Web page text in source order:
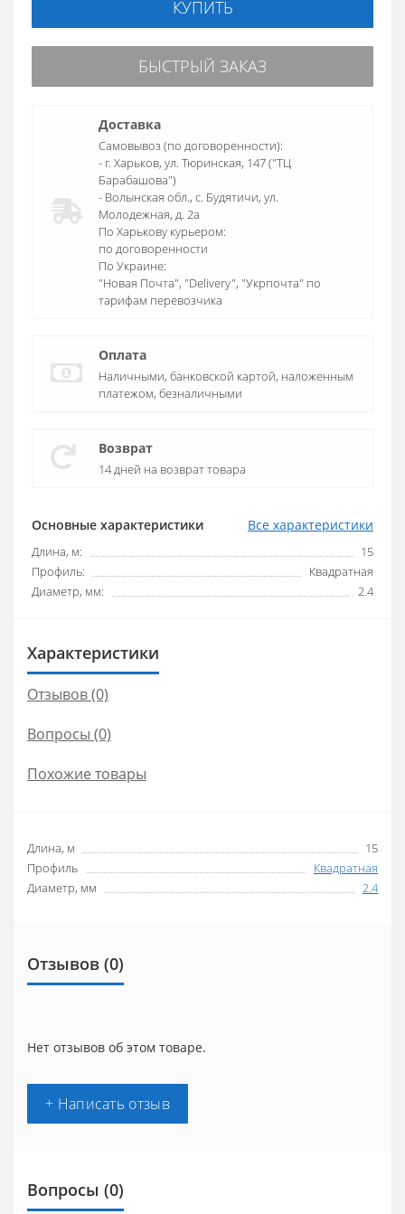
Основные характеристики Все характеристики
Длина, м:
15
Профиль:
Квадратная
Диаметр, мм:
2.4
КУПИТЬ
БЫСТРЫЙ ЗАКАЗ
Доставка
Самовывоз (по договоренности):
- г. Харьков, ул. Тюринская, 147 ("ТЦ
Барабашова")
- Волынская обл., c. Будятичи, ул.
Молодежная, д. 2а
По Харькову курьером:
по договоренности
По Украине:
"Новая Почта", "Delivery", "Укрпочта" по
тарифам перевозчика
Оплата
Наличными, банковской картой, наложенным
платежом, безналичными
Возврат
14 дней на возврат товара
Характеристики
Отзывов (0)
Вопросы (0)
Похожие товары
Длина, м
15
Профиль
Квадратная
Диаметр, мм
2.4
Отзывов (0)
Нет отзывов об этом товаре.
+ Написать отзыв
Вопросы (0)